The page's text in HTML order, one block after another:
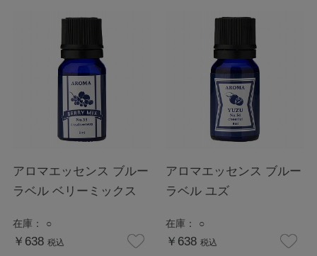
アロマエッセンス ブルー
ラベル ベリーミックス
在庫： ○
￥638 税込
アロマエッセンス ブルー
ラベル ユズ
在庫： ○
￥638 税込